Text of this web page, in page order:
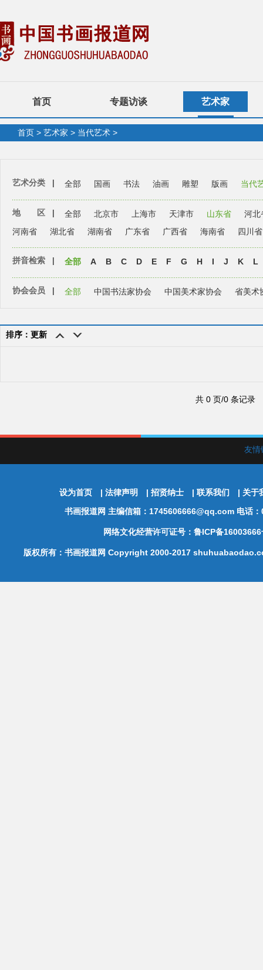
首页 专题访谈 艺术家
首页 > 艺术家 > 当代艺术 >
艺术分类 | 全部 国画 书法 油画 雕塑 版画 当代
地 区 | 全部 北京市 上海市 天津市 山东省
河北
河南省
湖北省 湖南省 广东省 广西省 海南省 四川省
拼音检索 | 全部 A B C D E F G H I J K L
协会会员 | 全部 中国书法家协会 中国美术家协会 省美术
排序：更新
共 0 页/0 条记录
友
设为首页 | 法律声明 | 招贤纳士 | 联系我们 | 关于
书画报道网 主编信箱：1745606666@qq.com 电话
网络文化经营许可证号：鲁ICP备
版权所有：书画报道网 Copyright 2000-2017